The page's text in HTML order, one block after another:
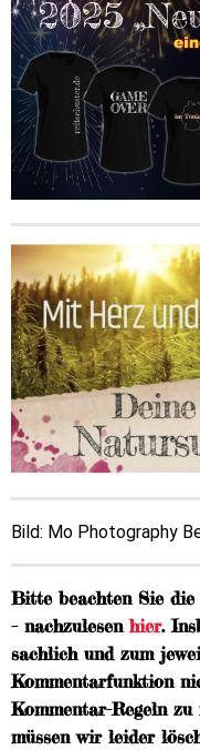
Bild: Mo Photography
Bitte beachten Sie
– nachzulesenhier.
sachlich und zum
Kommentarfunktion
Kommentar-Regeln
müssen wir leider